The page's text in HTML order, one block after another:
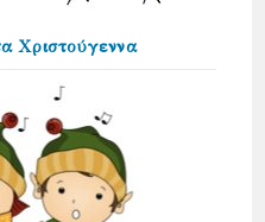
Χριστούγεννα